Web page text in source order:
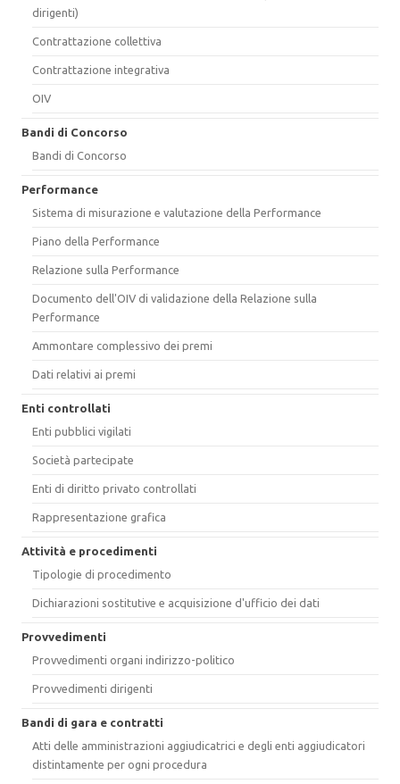
dirigenti)
Contrattazione collettiva
Contrattazione integrativa
OIV
Bandi di Concorso
Bandi di Concorso
Performance
Sistema di misurazione e valutazione della Performance
Piano della Performance
Relazione sulla Performance
Documento dell'OIV di validazione della Relazione sulla
Performance
Ammontare complessivo dei premi
Dati relativi ai premi
Enti controllati
Enti pubblici vigilati
Società partecipate
Enti di diritto privato controllati
Rappresentazione grafica
Attività e procedimenti
Tipologie di procedimento
Dichiarazioni sostitutive e acquisizione d'ufficio dei dati
Provvedimenti
Provvedimenti organi indirizzo-politico
Provvedimenti dirigenti
Bandi di gara e contratti
Atti delle amministrazioni aggiudicatrici e degli enti aggiudicatori
distintamente per ogni procedura